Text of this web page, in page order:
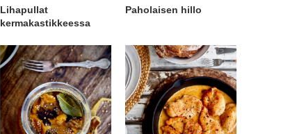
Lihapullat
kermakastikkeessa
Paholaisen hillo